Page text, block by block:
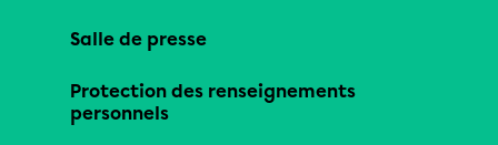
Salle de presse
Protection des renseignements
personnels